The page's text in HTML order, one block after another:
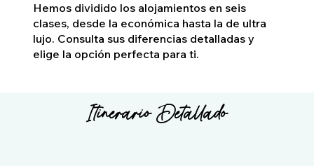
Hemos dividido los alojamientos en seis
clases, desde la económica hasta la de ultra
lujo. Consulta sus diferencias detalladas y
elige la opción perfecta para ti.
Itinerario Detallado